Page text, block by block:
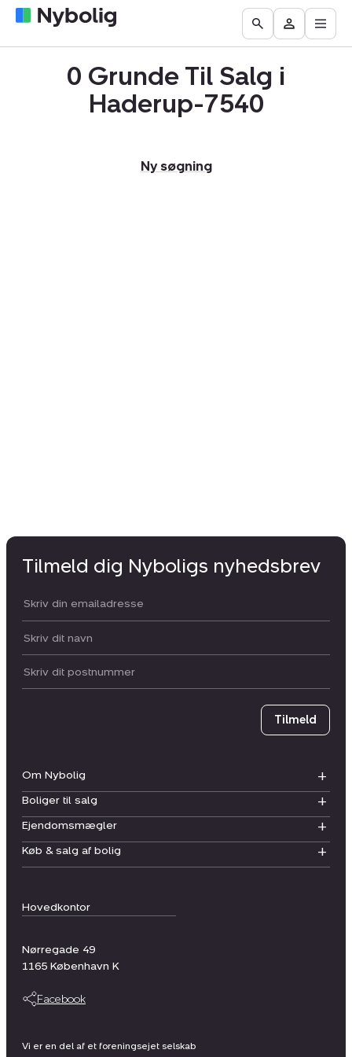
Boliger
til
Find
mægler
Få
vurderet
bolig
Go
to
the
Search
page
Besøg
Mit
Åbn
0 Grunde Til Salg i
Haderup-7540
Ny søgning
Hovedkontor
Nørregade 49
1165 København K
Facebook
Om Nybolig
Boliger til salg
Ejendomsmægler
Køb & salg af bolig
Tilmeld dig Nyboligs nyhedsbrev
Din email:
Dit navn:
Postnummer
Tilmeld
Vi er en del af et foreningsejet selskab